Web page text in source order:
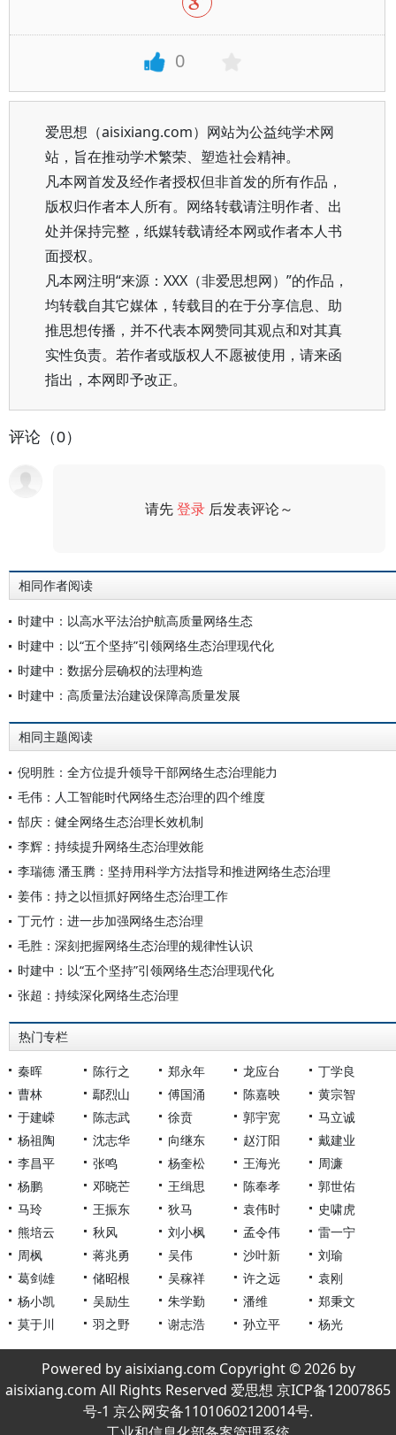
0
爱思想（aisixiang.com）网站为公益纯学术网
站，旨在推动学术繁荣、塑造社会精神。
凡本网首发及经作者授权但非首发的所有作品，
版权归作者本人所有。网络转载请注明作者、出
处并保持完整，纸媒转载请经本网或作者本人书
面授权。
凡本网注明“来源：XXX（非爱思想网）”的作品，
均转载自其它媒体，转载目的在于分享信息、助
推思想传播，并不代表本网赞同其观点和对其真
实性负责。若作者或版权人不愿被使用，请来函
指出，本网即予改正。
评论（0）
请先登录 后发表评论～
相同作者阅读
时建中：以高水平法治护航高质量网络生态
时建中：以“五个坚持”引领网络生态治理现代化
时建中：数据分层确权的法理构造
时建中：高质量法治建设保障高质量发展
相同主题阅读
倪明胜：全方位提升领导干部网络生态治理能力
毛伟：人工智能时代网络生态治理的四个维度
郜庆：健全网络生态治理长效机制
李辉：持续提升网络生态治理效能
李瑞德 潘玉腾：坚持用科学方法指导和推进网络生态治理
姜伟：持之以恒抓好网络生态治理工作
丁元竹：进一步加强网络生态治理
毛胜：深刻把握网络生态治理的规律性认识
时建中：以“五个坚持”引领网络生态治理现代化
张超：持续深化网络生态治理
热门专栏
秦晖 陈行之 郑永年 龙应台
丁学良
曹林
鄢烈山 傅国涌 陈嘉映
黄宗智
于建嵘
陈志武 徐贲 郭宇宽
马立诚
杨祖陶
沈志华 向继东 赵汀阳
戴建业
李昌平
张鸣 杨奎松 王海光
周濂
杨鹏
邓晓芒 王缉思 陈奉孝
郭世佑
马玲
王振东 狄马 袁伟时
史啸虎
熊培云
秋风 刘小枫 孟令伟
雷一宁
周枫
蒋兆勇 吴伟 沙叶新
刘瑜
葛剑雄
储昭根 吴稼祥 许之远
袁刚
杨小凯
吴励生 朱学勤 潘维
郑秉文
莫于川
羽之野 谢志浩 孙立平 杨光
Powered by aisixiang.com Copyright © 2026 by
aisixiang.com All Rights Reserved 爱思想 京ICP备12007865
号-1 京公网安备11010602120014号.